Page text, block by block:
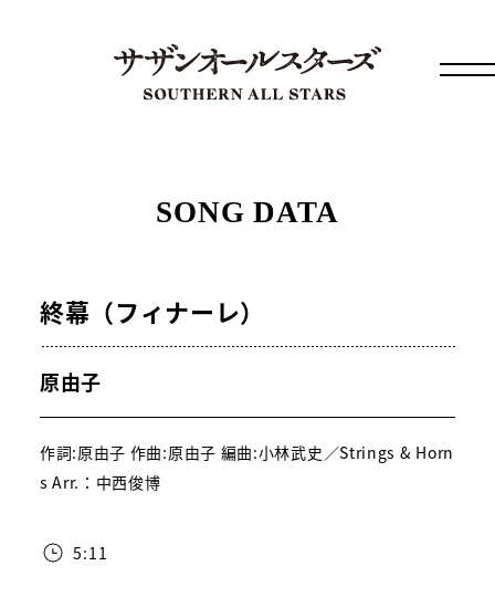
SONG DATA
終幕（フィナーレ）
原由子
作詞:原由子 作曲:原由子 編曲:小林武史／Strings & Horn
s Arr.：中西俊博
5:11